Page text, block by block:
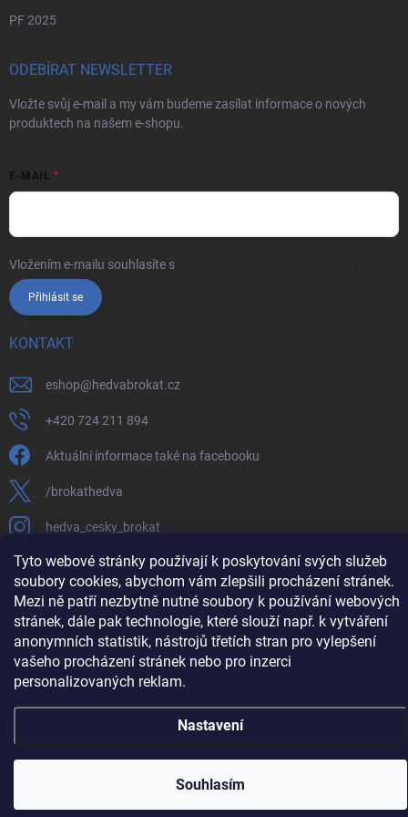
Tyto webové stránky používají k poskytování svých služeb
soubory cookies, abychom vám zlepšili procházení stránek.
Mezi ně patří nezbytně nutné soubory k používání webových
stránek, dále pak technologie, které slouží např. k vytváření
anonymních statistik, nástrojů třetích stran pro vylepšení
vašeho procházení stránek nebo pro inzerci
personalizovaných reklam.
Nastavení
Souhlasím
PF 2025
ODEBÍRAT NEWSLETTER
Vložte svůj e-mail a my vám budeme zasílat informace o nových
produktech na našem e-shopu.
E-MAIL
Vložením e-mailu souhlasíte s
Přihlásit se
KONTAKT
eshop@hedvabrokat.cz
+420 724 211 894
Aktuální informace také na facebooku
/brokathedva
hedva_cesky_brokat
https://www.youtube.com/channel/
Copyright 2026Hedva ČESKÝ BROKÁT . Všechna práva vyhrazena.Upravit
nastavení cookies